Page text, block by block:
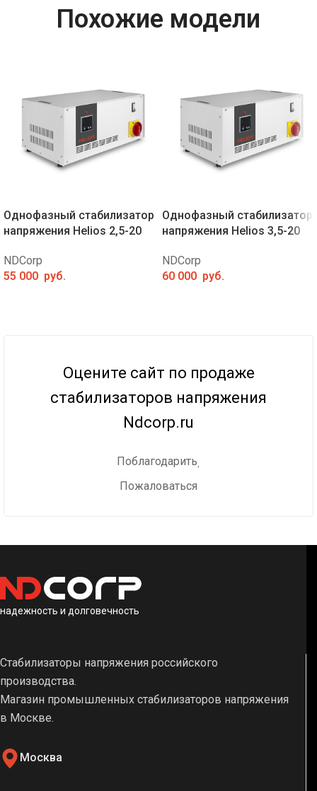
Похожие модели
Однофазный стабилизатор
напряжения Helios 2,5-20
NDCorp
55 000 руб.
Однофазный стабилизатор
напряжения Helios 3,5-20
NDCorp
60 000 руб.
Оцените сайт по продаже
стабилизаторов напряжения
Ndcorp.ru
Поблагодарить
Пожаловаться
надежность и долговечность
Стабилизаторы напряжения российского
производства.
Магазин промышленных стабилизаторов напряжения
в Москве.
Москва